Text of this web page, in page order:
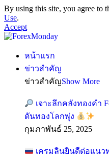
By using this site, you agree to
Use.
Accept
หน้าแรก
ข่าวสำคัญ
ข่าวสำคัญShow More
เจาะลึกคลังทองคำ
ดันทองโลกพุ่ง
กุมภาพันธ์ 25, 2025
เครมลินยินดีต่อแนว